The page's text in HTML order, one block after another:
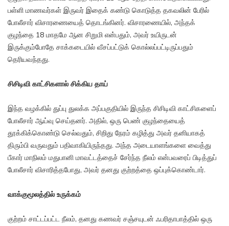
பள்ளி மாணவர்கள் இருவர் இதைக் கண்டு கொடுத்த தகவலின் பேரில்
போலீசார் விசாரணையைத் தொடங்கினர். விசாரணையில், அந்தக்
குழந்தை 18 மாதமே ஆன சிறுமி என்பதும், அவர் உயிருடன்
இருக்கும்போதே சாக்கடையில் வீசப்பட்டுக் கொல்லப்பட்டிருப்பதும்
தெரியவந்தது.
சிசிடிவி காட்சிகளால் சிக்கிய தாய்
இந்த வழக்கில் துப்பு துலக்க அப்பகுதியில் இருந்த சிசிடிவி காட்சிகளைப்
போலீசார் ஆய்வு செய்தனர். அதில், ஒரு பெண் குழந்தையைத்
தூக்கிக்கொண்டு செல்வதும், சிறிது நேரம் கழித்து அவர் தனியாகத்
திரும்பி வருவதும் பதிவாகியிருந்தது. அந்த அடையாளங்களை வைத்து
பீகார் மாநிலம் மதுபானி மாவட்டத்தைச் சேர்ந்த நீலம் என்பவரைப் பிடித்துப்
போலீசார் விசாரித்தபோது, அவர் தனது குற்றத்தை ஒப்புக்கொண்டார்.
வாக்குமூலத்தில் உருக்கம்
குற்றம் சாட்டப்பட்ட நீலம், தனது கணவர் சஞ்சயுடன் ஃபரிதாபாத்தில் ஒரு